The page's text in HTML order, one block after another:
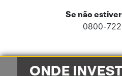
Se não
0800-
Este site usa cookies e dados
Cookies
e a nossa